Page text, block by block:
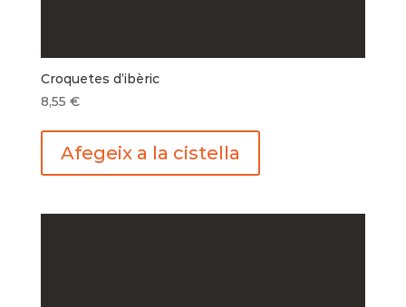
Croquetes d’ibèric
8,55 €
Afegeix a la cistella